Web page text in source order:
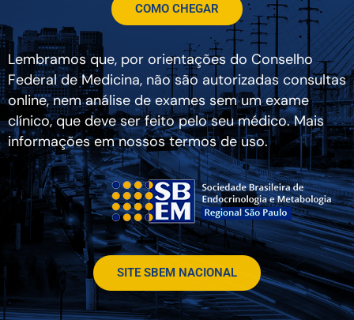
COMO CHEGAR
Lembramos que, por orientações do Conselho
Federal de Medicina, não são autorizadas consultas
online, nem análise de exames sem um exame
clínico, que deve ser feito pelo seu médico. Mais
informações em nossos termos de uso.
SITE SBEM NACIONAL